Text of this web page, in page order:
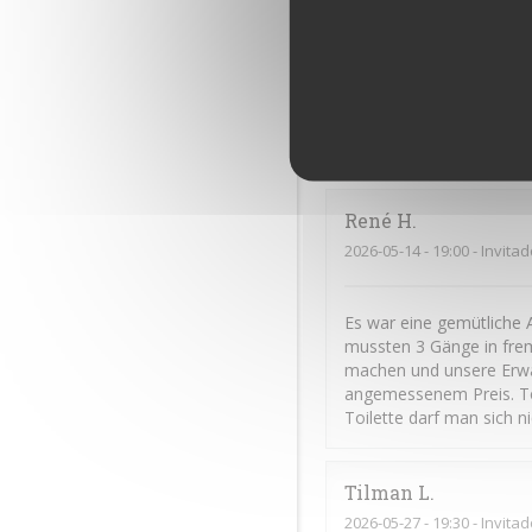
- 20:00 -
René H
2026-05-14- 19:00 -
Es war eine
mussten 3 Gänge in
machen und unsere
angemessenem Preis.
Toilette darf man sich
Tilman L
2026-05-27- 19:30 -